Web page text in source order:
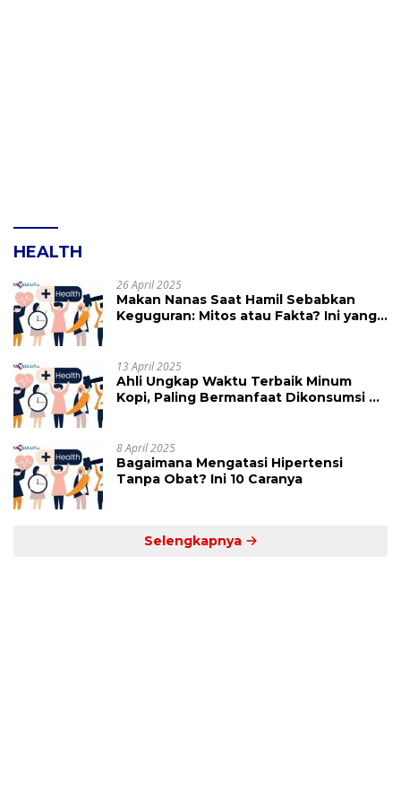
HEALTH
26 April 2025
Makan Nanas Saat Hamil Sebabkan
Keguguran: Mitos atau Fakta? Ini yang
13 April 2025
Ahli Ungkap Waktu Terbaik Minum
Kopi, Paling Bermanfaat Dikonsumsi di
8 April 2025
Bagaimana Mengatasi Hipertensi
Tanpa Obat? Ini 10 Caranya
Selengkapnya